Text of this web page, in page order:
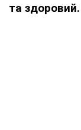
та здоровий.